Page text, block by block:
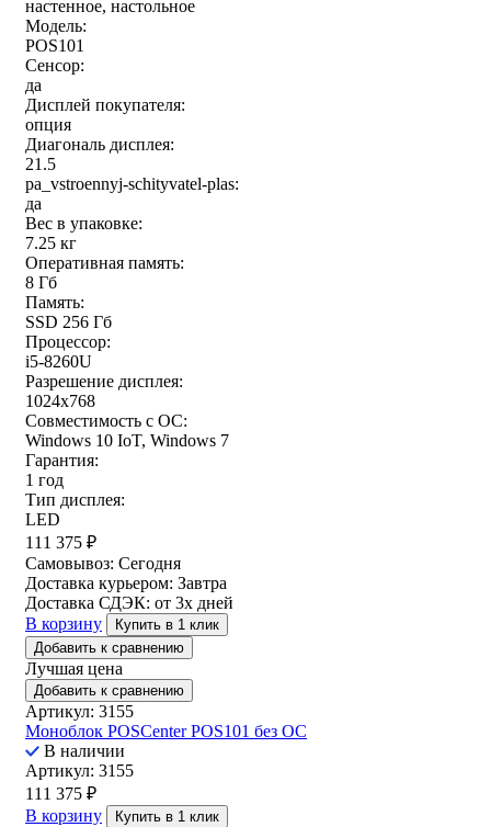
настенное, настольное
Модель:
POS101
Сенсор:
да
Дисплей покупателя:
опция
Диагональ дисплея:
21.5
pa_vstroennyj-schityvatel-plas:
да
Вес в упаковке:
7.25 кг
Оперативная память:
8 Гб
Память:
SSD 256 Гб
Процессор:
i5-8260U
Разрешение дисплея:
1024x768
Совместимость с ОС:
Windows 10 IoT, Windows 7
Гарантия:
1 год
Тип дисплея:
LED
111 375 ₽
Самовывоз: Сегодня
Доставка курьером: Завтра
Доставка СДЭК: от 3х дней
В корзину
Купить в 1 клик
Добавить к сравнению
Лучшая цена
Добавить к сравнению
Артикул: 3155
Моноблок POSCenter POS101 без ОС
В наличии
Артикул: 3155
111 375 ₽
В корзину
Купить в 1 клик